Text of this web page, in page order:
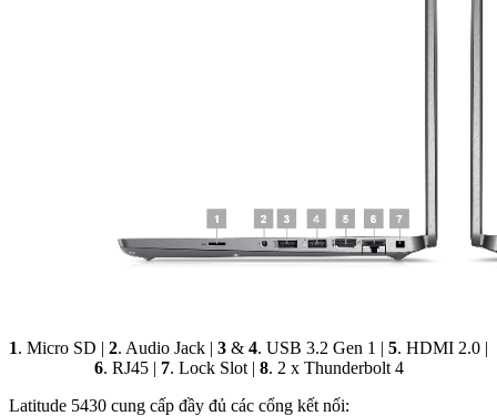
1. Micro SD | 2. Audio Jack | 3 & 4. USB 3.2 Gen 1 | 5. HDMI 2.0 |
6. RJ45 | 7. Lock Slot | 8. 2 x Thunderbolt 4
Latitude 5430 cung cấp đầy đủ các cổng kết nối: